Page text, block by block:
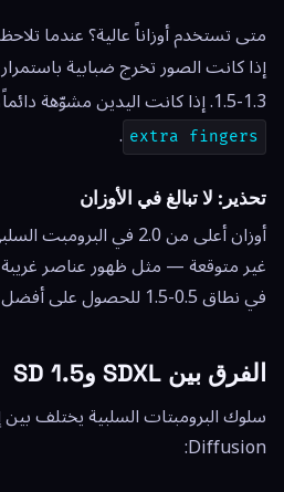
متى تستخدم أوزاناً عالية؟ عندما
إذا كانت الصور تخرج ضبابية
1.3-1.5. إذا كانت اليدين مشوّهة دائماً، زد وزن
extra fingers
.
تحذير: لا تبالغ في الأوزان
أوزان أعلى من 2.0 في
غير متوقعة — مثل ظهور عناصر
في نطاق 0.5-1.5 للحصول على أفضل النتائج.
الفرق بين SDXL وSD 1.5
Diffusion: